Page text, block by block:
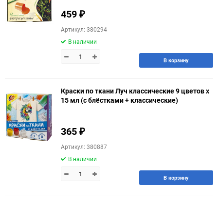
459 ₽
Артикул: 380294
В наличии
В корзину
Краски по ткани Луч классические 9 цветов х
15 мл (с блёстками + классические)
365 ₽
Артикул: 380887
В наличии
В корзину